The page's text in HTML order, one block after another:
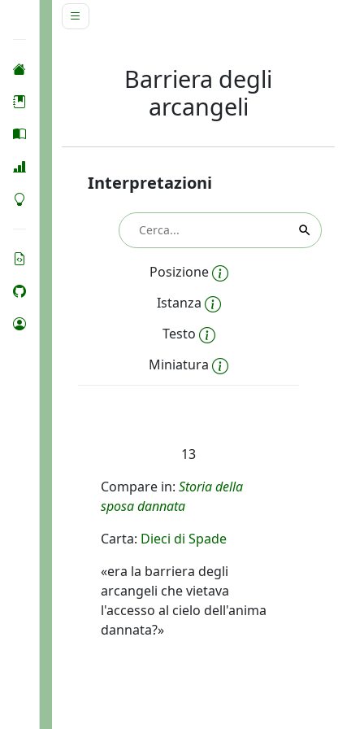
Barriera degli
arcangeli
Interpretazioni
Posizione
Istanza
Testo
Miniatura
13
Compare in: Storia della
sposa dannata
Carta: Dieci di Spade
«era la barriera degli
arcangeli che vietava
l'accesso al cielo dell'anima
dannata?»